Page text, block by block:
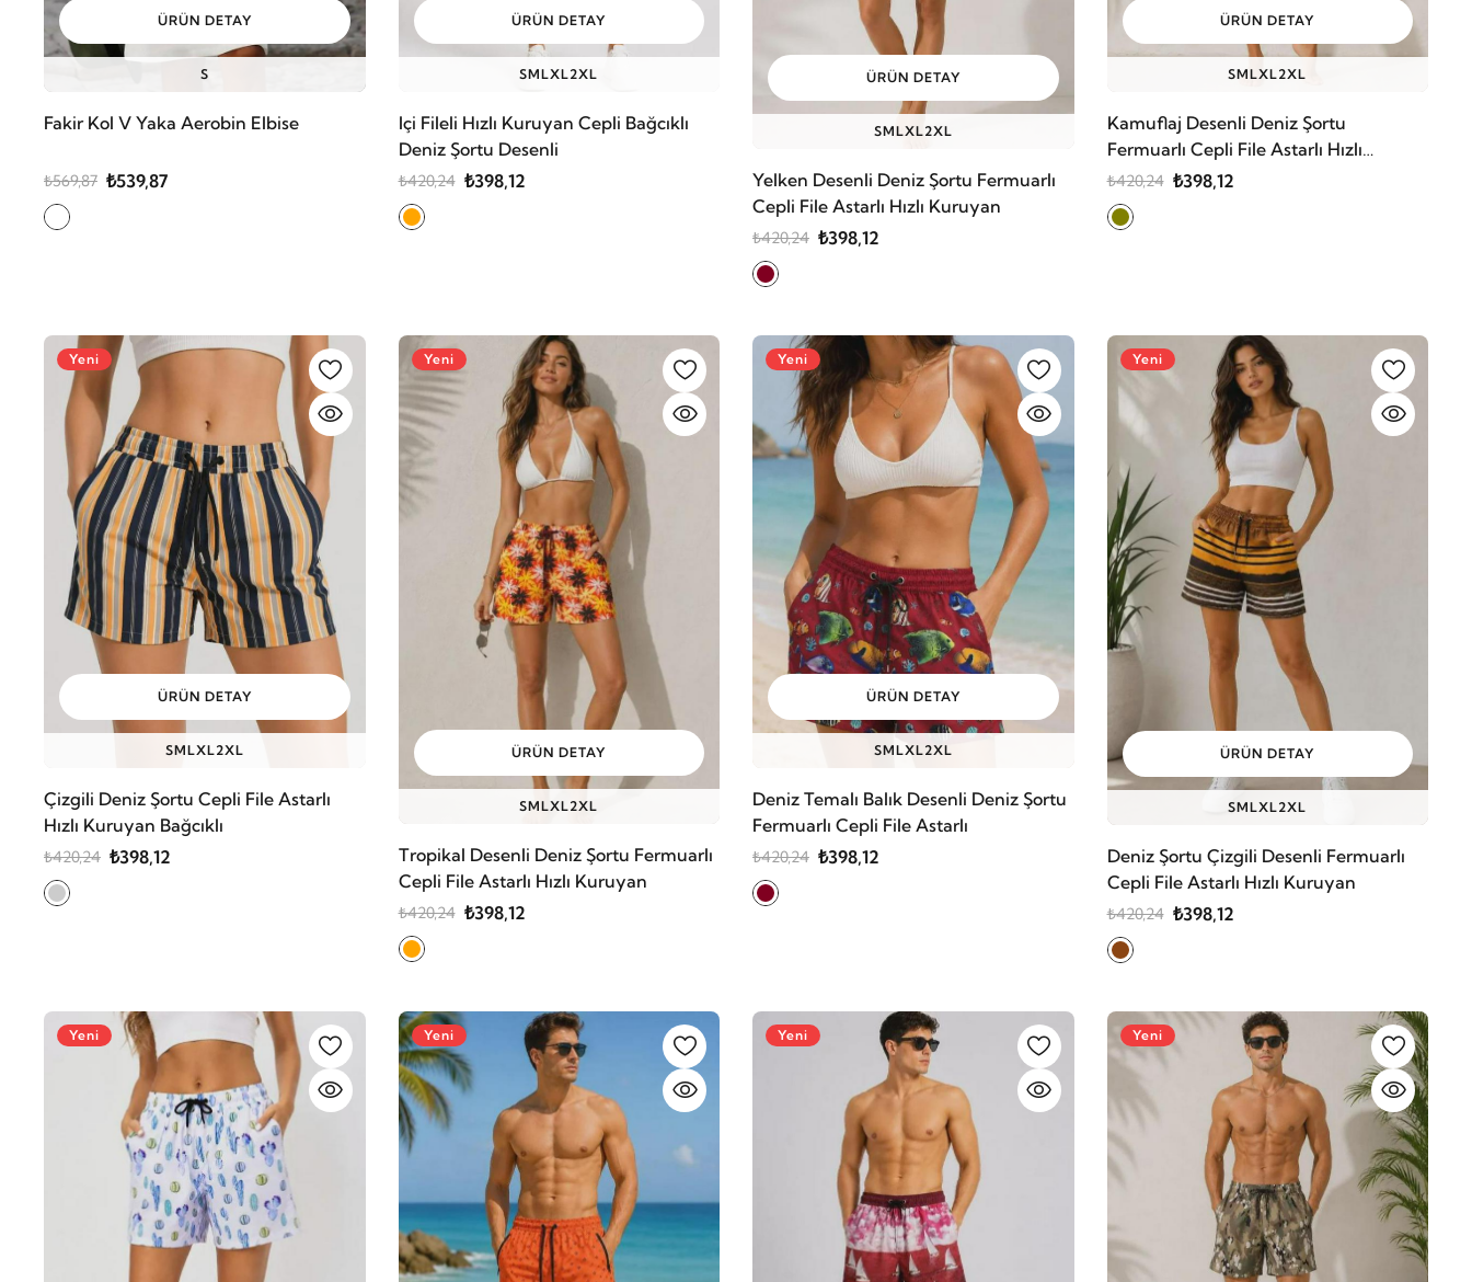
S
ÜRÜN DETAY
Fakir Kol V Yaka Aerobin Elbise
₺569,87 ₺539,87
SMLXL2XL
ÜRÜN DETAY
Içi Fileli Hızlı Kuruyan Cepli Bağcıklı
Deniz Şortu Desenli
₺420,24 ₺398,12
SMLXL2XL
ÜRÜN DETAY
Yelken Desenli Deniz Şortu Fermuarlı
Cepli File Astarlı Hızlı Kuruyan
₺420,24 ₺398,12
SMLXL2XL
ÜRÜN DETAY
Kamuflaj Desenli Deniz Şortu
Fermuarlı Cepli File Astarlı Hızlı
Kuruyan
₺420,24 ₺398,12
Yeni
SMLXL2XL
ÜRÜN DETAY
Çizgili Deniz Şortu Cepli File Astarlı
Hızlı Kuruyan Bağcıklı
₺420,24 ₺398,12
Yeni
SMLXL2XL
ÜRÜN DETAY
Tropikal Desenli Deniz Şortu Fermuarlı
Cepli File Astarlı Hızlı Kuruyan
₺420,24 ₺398,12
Yeni
SMLXL2XL
ÜRÜN DETAY
Deniz Temalı Balık Desenli Deniz Şortu
Fermuarlı Cepli File Astarlı
₺420,24 ₺398,12
Yeni
SMLXL2XL
ÜRÜN DETAY
Deniz Şortu Çizgili Desenli Fermuarlı
Cepli File Astarlı Hızlı Kuruyan
₺420,24 ₺398,12
Yeni Yeni Yeni Yeni